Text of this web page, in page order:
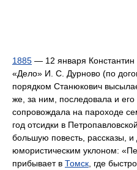
1885 — 12 января
«Дело» И. С. Дурново (по
порядком Станюкович
же, за ним, последовала и
сопровождала на пароходе
год отсидки в
большую повесть, рассказы,
юмористическим уклоном:
прибывает в Томск, где